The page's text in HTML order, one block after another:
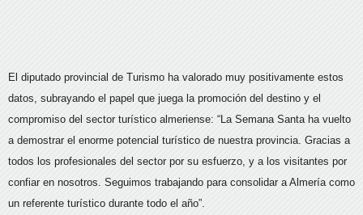
El diputado provincial de Turismo ha valorado muy positivamente estos
datos, subrayando el papel que juega la promoción del destino y el
compromiso del sector turístico almeriense: “La Semana Santa ha vuelto
a demostrar el enorme potencial turístico de nuestra provincia. Gracias a
todos los profesionales del sector por su esfuerzo, y a los visitantes por
confiar en nosotros. Seguimos trabajando para consolidar a Almería como
un referente turístico durante todo el año”.